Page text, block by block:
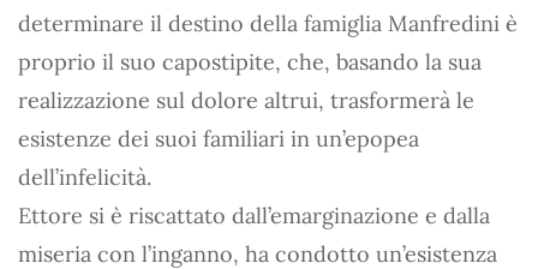
determinare il destino della famiglia Manfredini è
proprio il suo capostipite, che, basando la sua
realizzazione sul dolore altrui, trasformerà le
esistenze dei suoi familiari in un’epopea
dell’infelicità.
Ettore si è riscattato dall’emarginazione e dalla
miseria con l’inganno, ha condotto un’esistenza